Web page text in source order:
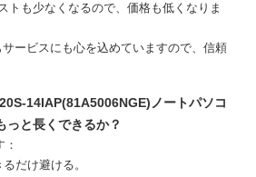
トも少なくなるので、価格も低くなりま
ービスにも心を込めていますので、信頼
14IAP(81A5006NGE)ノートパソコ
っと長くできるか？
だけ避ける。